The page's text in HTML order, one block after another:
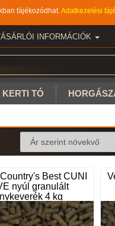
tájékozódhat.Adatkezelési
INFORMÁCIÓK
KERTI TÓ
Best CUNI
nyúl granulált
4 kg